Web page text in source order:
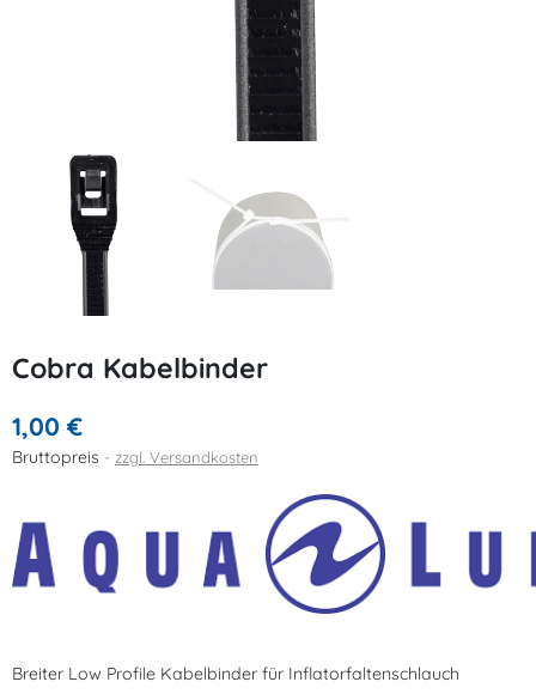
Cobra Kabelbinder
1,00 €
Bruttopreis zzgl. Versandkosten
Breiter Low Profile Kabelbinder für Inflatorfaltenschlauch